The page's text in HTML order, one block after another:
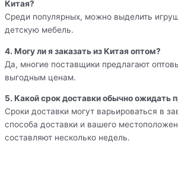
Китая?
Среди популярных, можно выделить
детскую мебель.
4. Могу ли я заказать из Китая оптом?
Да, многие поставщики предлагают
выгодным ценам.
5. Какой срок доставки обычно ожидать
Сроки доставки могут варьироваться в
способа доставки и вашего
составляют несколько недель.